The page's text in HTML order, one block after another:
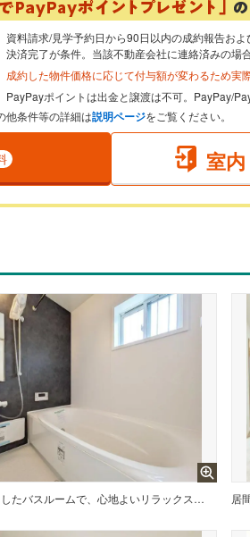
資料請求/見学予約日から90日以内の成約報告お
決済完了が条件。当該不動産会社に連絡済みの場合
成約した物件価格に応じて付与額が変わるため実
PayPayポイントは出金と譲渡は不可。PayPay/
他条件等の詳細は説明ページをご覧ください。
室
広々としたバスルームで、心地よいリラックスタイムを楽しめます。快適な空間で、日々の疲れを癒す贅沢な時間を提供します。 居